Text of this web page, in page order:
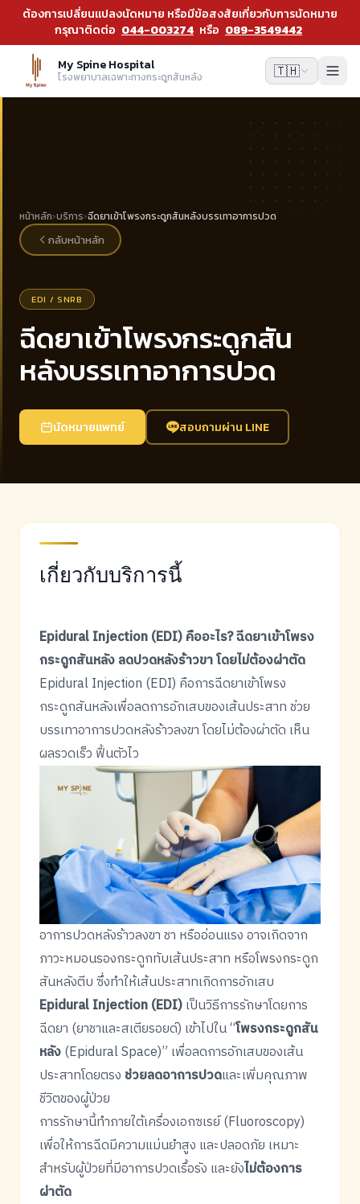
ต้องการเปลี่ยนแปลงนัดหมาย หรือมีข้อสงสัยเกี่ยวกับการนัดหมาย
กรุณาติดต่อ 044-003274 หรือ 089-3549442
My Spine Hospital
โรงพยาบาลเฉพาะทางกระดูกสันหลัง 🇹🇭
หน้าหลัก›บริการ›ฉีดยาเข้าโพรงกระดูกสันหลังบรรเทาอาการปวด
กลับหน้าหลัก
EDI / SNRB
ฉีดยาเข้าโพรงกระดูกสัน
หลังบรรเทาอาการปวด
นัดหมายแพทย์ สอบถามผ่าน LINE
เกี่ยวกับบริการนี้
Epidural Injection (EDI) คืออะไร? ฉีดยาเข้าโพรง
กระดูกสันหลัง ลดปวดหลังร้าวขา โดยไม่ต้องผ่าตัด
Epidural Injection (EDI) คือการฉีดยาเข้าโพรง
กระดูกสันหลังเพื่อลดการอักเสบของเส้นประสาท ช่วย
บรรเทาอาการปวดหลังร้าวลงขา โดยไม่ต้องผ่าตัด เห็น
ผลรวดเร็ว ฟื้นตัวไว
อาการปวดหลังร้าวลงขา ชา หรืออ่อนแรง อาจเกิดจาก
ภาวะหมอนรองกระดูกทับเส้นประสาท หรือโพรงกระดูก
สันหลังตีบ ซึ่งทำให้เส้นประสาทเกิดการอักเสบ
Epidural Injection (EDI)เป็นวิธีการรักษาโดยการ
ฉีดยา (ยาชาและสเตียรอยด์) เข้าไปใน “โพรงกระดูกสัน
หลัง(Epidural Space)” เพื่อลดการอักเสบของเส้น
ประสาทโดยตรง ช่วยลดอาการปวดและเพิ่มคุณภาพ
ชีวิตของผู้ป่วย
การรักษานี้ทำภายใต้เครื่องเอกซเรย์ (Fluoroscopy)
เพื่อให้การฉีดมีความแม่นยำสูง และปลอดภัย เหมาะ
สำหรับผู้ป่วยที่มีอาการปวดเรื้อรัง และยังไม่ต้องการ
ผ่าตัด